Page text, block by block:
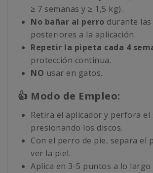
≥ 7 semanas y ≥ 1,5 kg).
No bañar al perro durante las
posteriores a la aplicación.
Repetir la pipeta cada 4
protección continua.
NO usar en gatos.
👍 Modo de Empleo:
Retira el aplicador y perfora el
presionando los discos.
Con el perro de pie, separa el
ver la piel.
Aplica en 3-5 puntos a lo largo